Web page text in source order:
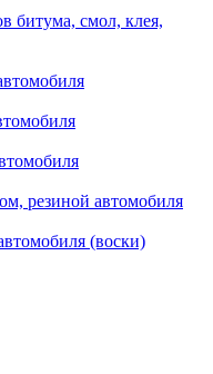
битума, смол, клея,
резиной автомобиля
(воски)